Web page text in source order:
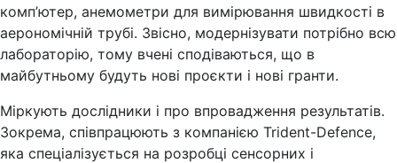
комп’ютер, анемометри для вимірювання швидкості в
аерономічній трубі. Звісно, модернізувати потрібно всю
лабораторію, тому вчені сподіваються, що в
майбутньому будуть нові проєкти і нові гранти.
Міркують дослідники і про впровадження результатів.
Зокрема, співпрацюють з компанією Trident-Defenсe,
яка спеціалізується на розробці сенсорних і